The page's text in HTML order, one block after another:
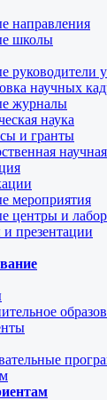
направления
школы
руководители
научных
журналы
наука
и гранты
научная
мероприятия
центры и
презентации